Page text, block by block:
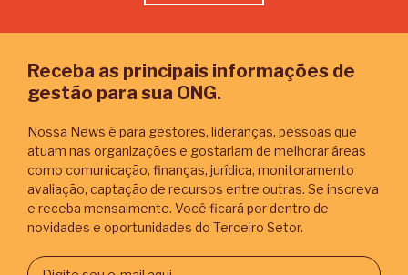
Receba as principais informações de
gestão para sua ONG.
Nossa News é para gestores, lideranças, pessoas que
atuam nas organizações e gostariam de melhorar áreas
como comunicação, finanças, jurídica, monitoramento
avaliação, captação de recursos entre outras. Se inscreva
e receba mensalmente. Você ficará por dentro de
novidades e oportunidades do Terceiro Setor.